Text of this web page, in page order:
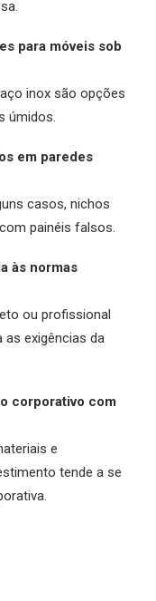
para móveis sob
inox são opções
úmidos.
em paredes
casos, nichos
painéis falsos.
às normas
ou profissional
as exigências da
corporativo com
e
tende a se